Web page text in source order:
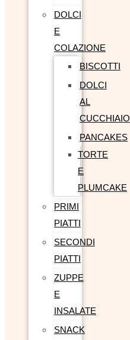
DOLCI
E
COLAZIONE
BISCOTTI
DOLCI
AL
CUCCHIAIO
PANCAKES
TORTE
E
PLUMCAKE
PRIMI
PIATTI
SECONDI
PIATTI
ZUPPE
E
INSALATE
SNACK